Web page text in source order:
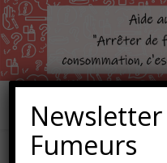
Fumeurs